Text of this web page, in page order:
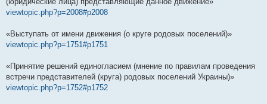
viewtopic.php?p=2008#p2008
«Выступать от имени движения (о круге родовых поселений)»
viewtopic.php?p=1751#p1751
«Принятие решений единогласием (мнение по правилам проведения
встречи представителей (круга) родовых поселений Украины)»
viewtopic.php?p=1752#p1752